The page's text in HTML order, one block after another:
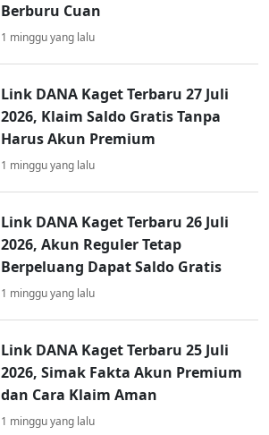
Berburu Cuan
1 minggu yang lalu
Link DANA Kaget Terbaru 27 Juli
2026, Klaim Saldo Gratis Tanpa
Harus Akun Premium
1 minggu yang lalu
Link DANA Kaget Terbaru 26 Juli
2026, Akun Reguler Tetap
Berpeluang Dapat Saldo Gratis
1 minggu yang lalu
Link DANA Kaget Terbaru 25 Juli
2026, Simak Fakta Akun Premium
dan Cara Klaim Aman
1 minggu yang lalu